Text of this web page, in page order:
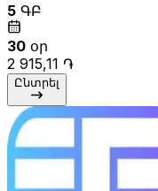
5 ԳԲ
30 օր
2 915,11 ֏
Ընտրել